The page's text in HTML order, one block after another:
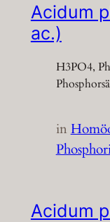
Acidum
ac.)
H3PO4,
in
Acidum